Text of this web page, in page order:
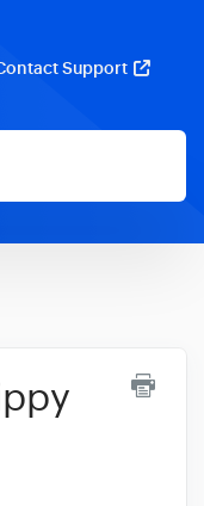
Support